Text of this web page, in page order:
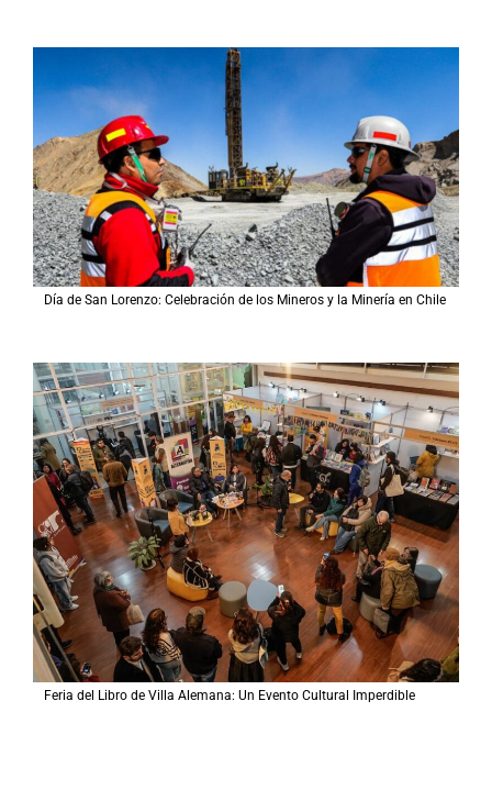
Día de San Lorenzo: Celebración de los Mineros y la Minería en Chile
Feria del Libro de Villa Alemana: Un Evento Cultural Imperdible